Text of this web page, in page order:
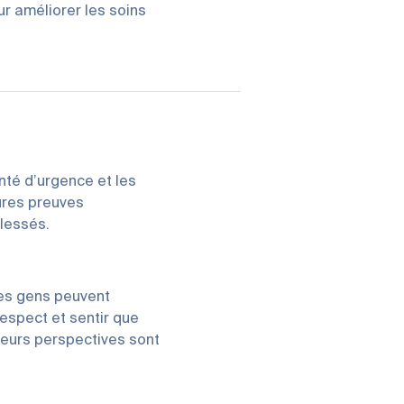
améliorer les soins
d’urgence et les
preuves
gens peuvent
et sentir que
perspectives sont